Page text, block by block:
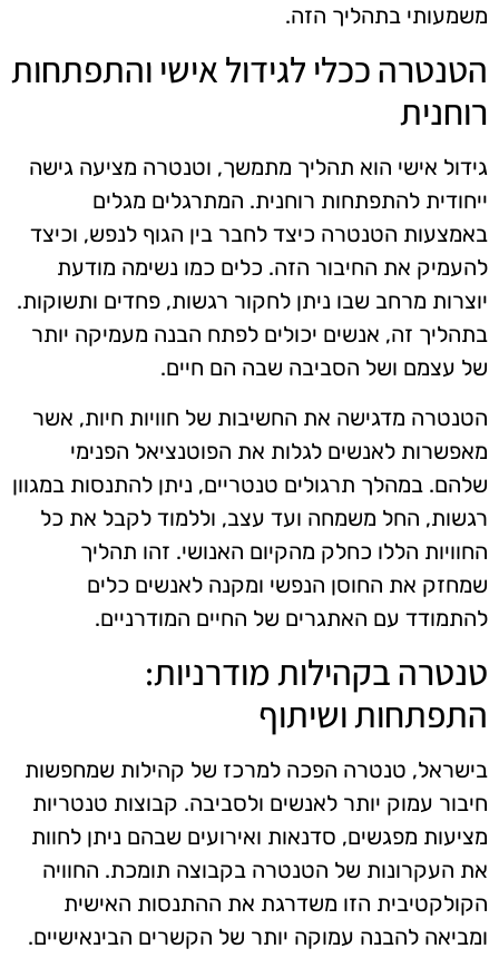
משמעותי בתהליך הזה.
הטנטרה ככלי לגידול אישי והתפתחות
רוחנית
גידול אישי הוא תהליך מתמשך, וטנטרה מציעה גישה
ייחודית להתפתחות רוחנית. המתרגלים מגלים
באמצעות הטנטרה כיצד לחבר בין הגוף לנפש, וכיצד
להעמיק את החיבור הזה. כלים כמו נשימה מודעת
יוצרות מרחב שבו ניתן לחקור רגשות, פחדים ותשוקות.
בתהליך זה, אנשים יכולים לפתח הבנה מעמיקה יותר
של עצמם ושל הסביבה שבה הם חיים.
הטנטרה מדגישה את החשיבות של חוויות חיות, אשר
מאפשרות לאנשים לגלות את הפוטנציאל הפנימי
שלהם. במהלך תרגולים טנטריים, ניתן להתנסות במגוון
רגשות, החל משמחה ועד עצב, וללמוד לקבל את כל
החוויות הללו כחלק מהקיום האנושי. זהו תהליך
שמחזק את החוסן הנפשי ומקנה לאנשים כלים
להתמודד עם האתגרים של החיים המודרניים.
טנטרה בקהילות מודרניות:
התפתחות ושיתוף
בישראל, טנטרה הפכה למרכז של קהילות שמחפשות
חיבור עמוק יותר לאנשים ולסביבה. קבוצות טנטריות
מציעות מפגשים, סדנאות ואירועים שבהם ניתן לחוות
את העקרונות של הטנטרה בקבוצה תומכת. החוויה
הקולקטיבית הזו משדרגת את ההתנסות האישית
ומביאה להבנה עמוקה יותר של הקשרים הבינאישיים.